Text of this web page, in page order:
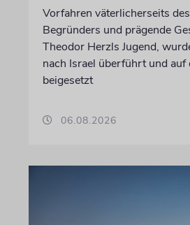
Vorfahren väterlicherseits
Begründers und prägende
Theodor Herzls Jugend,
nach Israel überführt und auf
beigesetzt
06.08.2026